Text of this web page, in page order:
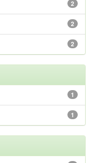
2
2
2
1
1